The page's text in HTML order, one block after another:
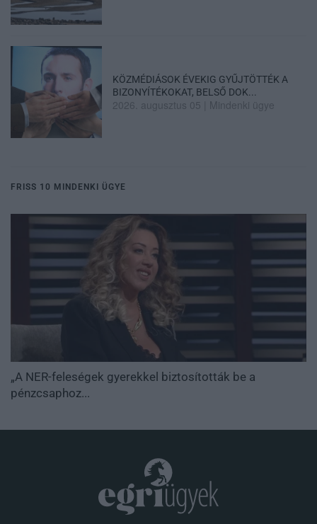
KÖZMÉDIÁSOK ÉVEKIG GYŰJTÖTTÉK A
BIZONYÍTÉKOKAT, BELSŐ DOK...
2026. augusztus 05 Mindenki ügye
FRISS 10 MINDENKI ÜGYE
„A NER-feleségek gyerekkel biztosították be a
pénzcsaphoz...